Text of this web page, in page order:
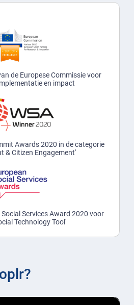
de Europese Commissie voor
en impact
Awards 2020 in de categorie
& Citizen Engagement'
Services Award 2020 voor
Technology Tool'